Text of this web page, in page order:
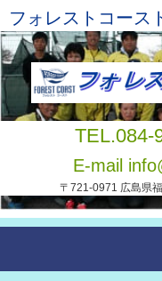
フォレストコース
TEL.084-
E-mail
〒721-0971 広島県